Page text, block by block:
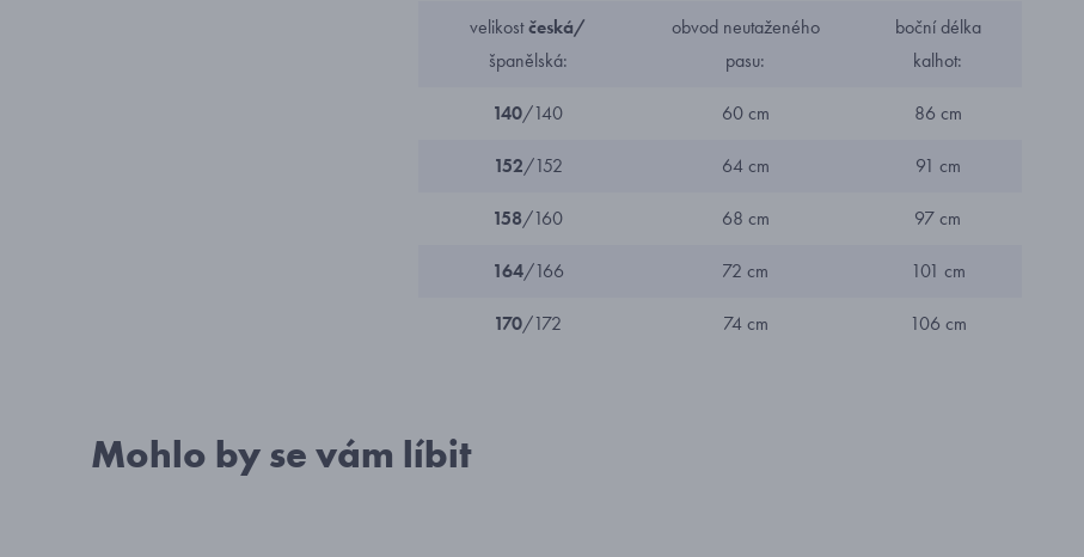
velikostčeská/
španělská:
obvod neutaženého
pasu:
boční délka
kalhot:
140/140 60 cm 86 cm
152/152 64 cm 91 cm
158/160 68 cm 97 cm
164/166 72 cm 101 cm
170/172 74 cm 106 cm
Mohlo by se vám líbit